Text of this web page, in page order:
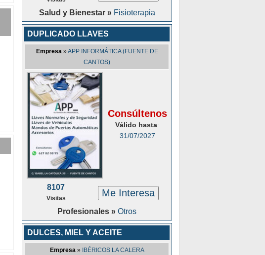
Salud y Bienestar » Fisioterapia
DUPLICADO LLAVES
Empresa »APP INFORMÁTICA (FUENTE DE
CANTOS)
Consúltenos
Válido hasta:
31/07/2027
8107
Visitas Me Interesa
Profesionales » Otros
DULCES, MIEL Y ACEITE
Empresa » IBÉRICOS LA CALERA